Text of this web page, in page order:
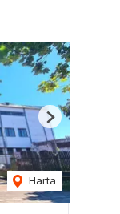
Harta
Next